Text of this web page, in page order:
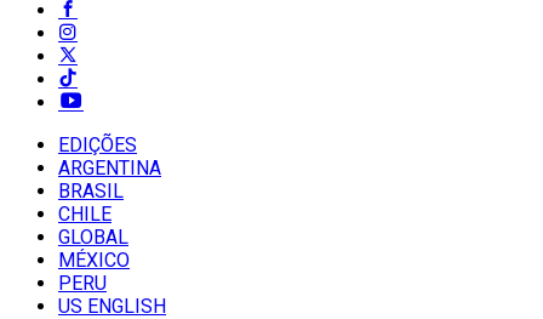
EDIÇÕES
ARGENTINA
BRASIL
CHILE
GLOBAL
MÉXICO
PERU
US ENGLISH